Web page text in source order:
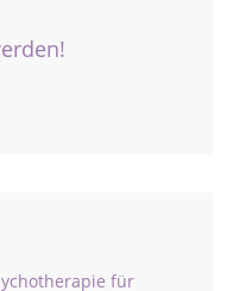
für